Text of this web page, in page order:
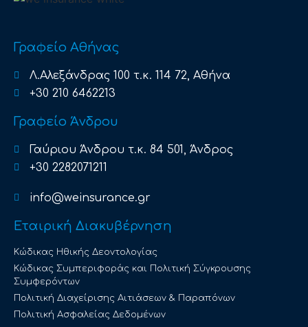
Γραφείο Αθήνας
Λ.Αλεξάνδρας 100 τ.κ. 114 72, Αθήνα
+30 210 6462213
Γραφείο Άνδρου
Γαύριου Άνδρου τ.κ. 84 501, Άνδρος
+30 2282071211
info@weinsurance.gr
Εταιρική Διακυβέρνηση
Κώδικας Ηθικής Δεοντολογίας
Κώδικας Συμπεριφοράς και Πολιτική Σύγκρουσης
Συμφερόντων
Πολιτική Διαχείρισης Αιτιάσεων & Παραπόνων
Πολιτική Ασφαλείας Δεδομένων